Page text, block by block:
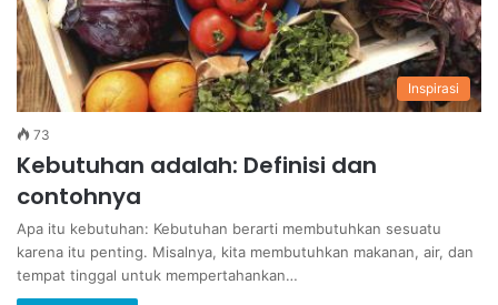
Inspirasi
73
Kebutuhan adalah: Definisi dan
contohnya
Apa itu kebutuhan: Kebutuhan berarti membutuhkan sesuatu
karena itu penting. Misalnya, kita membutuhkan makanan, air, dan
tempat tinggal untuk mempertahankan…